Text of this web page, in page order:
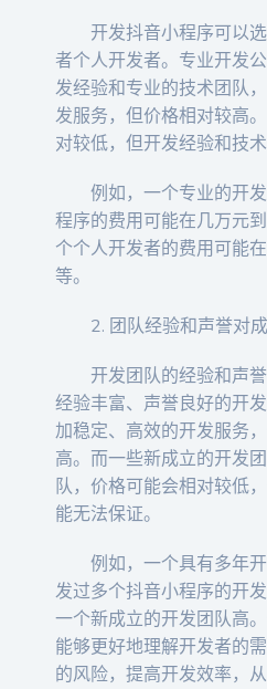
开发抖音小程序可以
者个人开发者。专业开发
发经验和专业的技术团队
发服务，但价格相对较高
对较低，但开发经验和技
例如，一个专业的开
程序的费用可能在几万元
个个人开发者的费用可能
等。
2. 团队经验和声誉对
开发团队的经验和声
经验丰富、声誉良好的开
加稳定、高效的开发服务
高。而一些新成立的开发
队，价格可能会相对较低
能无法保证。
例如，一个具有多年
发过多个抖音小程序的开
一个新成立的开发团队高
能够更好地理解开发者的
的风险，提高开发效率，